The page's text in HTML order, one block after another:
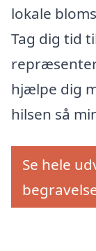
lokale
Tag dig tid
hjælpe dig
hilsen så
Se hele